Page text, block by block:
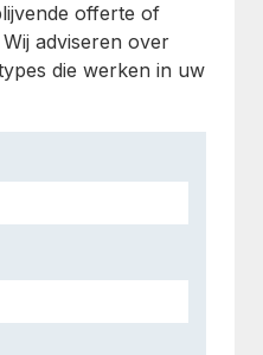
offerte of
adviseren over
die werken in uw